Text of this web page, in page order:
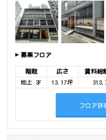
ア、部屋セキュリティ。是非
ス移転、不動産の事なら何で
募集フロア
階数 広さ 賃料総
地上 3F
13.17坪
フロア詳